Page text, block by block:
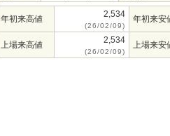
年初来高値 2,534
(26/02/09)
年初来安
上場来高値 2,534
(26/02/09)
上場来安